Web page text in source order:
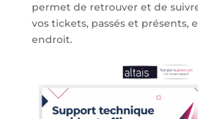
permet de retrouver et de
vos tickets, passés et présents,
endroit.